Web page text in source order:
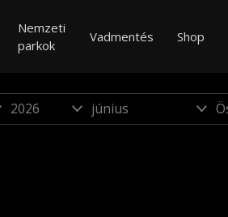
Nemzeti
parkok
Vadmentés Shop